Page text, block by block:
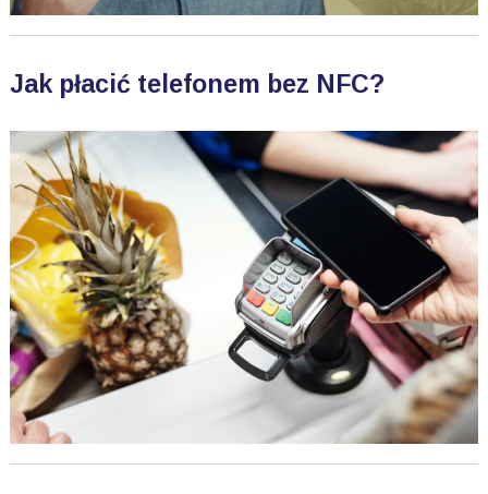
Jak płacić telefonem bez NFC?